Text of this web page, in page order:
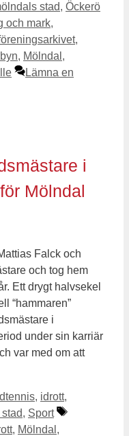
stad, Öckerö
och mark,
,
, Mölndal ,
Lämna en
i
Mölndal
Falck och
och tog hem
Ett drygt halvsekel
“hammaren”
i
under sin karriär
var med om att
, idrott,
, Sport
Etiketter
, Mölndal ,